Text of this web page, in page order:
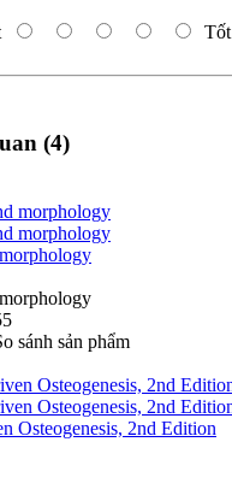
Tốt
(4)
sánh sản phẩm
Osteogenesis, 2nd Edition